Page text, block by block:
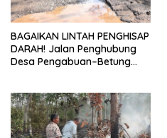
BAGAIKAN LINTAH PENGHISAP
DARAH! Jalan Penghubung
Desa Pengabuan–Betung
Kerok